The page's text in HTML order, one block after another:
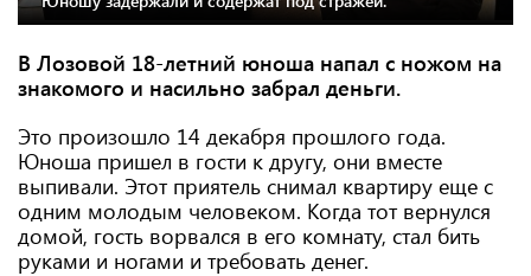
В Лозовой 18-летний юноша напал с ножом на
знакомого и насильно забрал деньги.
Это произошло 14 декабря прошлого года.
Юноша пришел в гости к другу, они вместе
выпивали. Этот приятель снимал квартиру еще с
одним молодым человеком. Когда тот вернулся
домой, гость ворвался в его комнату, стал бить
руками и ногами и требовать денег.